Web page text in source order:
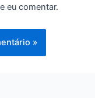
eu comentar.